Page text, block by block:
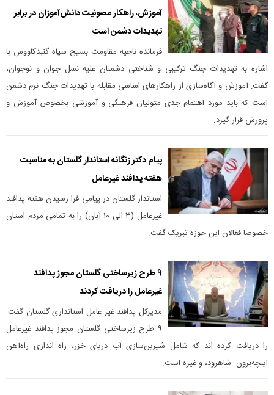
آموزش، راهکار مصونیت دانش‌آموزان در برابر
تهدیدات دشمن است
فرمانده ناحیه مقاومت بسیج سپاه گنبدکاووس با
اشاره به تهدیدات جنگ ترکیبی و شناختی دشمنان علیه نسل جوان و نوجوان،
گفت: آموزش و آگاه‌سازی از راهکارهای اساسی مقابله با تهدیدات جنگ نرم دشمن
است که باید مورد اهتمام جدی متولیان فرهنگی و آموزشی بخصوص آموزش و
پرورش قرار گیرد.
پیام دکتر زنگانه استاندار گلستان به مناسبت
هفته پدافند غیرعامل
استاندار گلستان در پیامی فرا رسیدن هفته پدافند
غیرعامل (۳ الی ۱۰ آبان) را به تمامی مردم استان
خصوصا فعالان این حوزه تبریک گفت.
۹ طرح زیرساختی گلستان مجوز پدافند
غیرعامل را دریافت کردند
مدیرکل پدافند غیر عامل استانداری گلستان گفت:
۹ طرح زیرساختی گلستان مجوز پدافند غیرعامل
را دریافت کرده اند که شامل شیرین‌سازی آب دریای خزر، راه اندازی راه‌آهن
اینچه‌برون- شاهرود، و غیره است.